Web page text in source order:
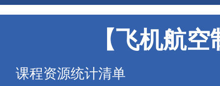
【飞机航
课程资源统计清单